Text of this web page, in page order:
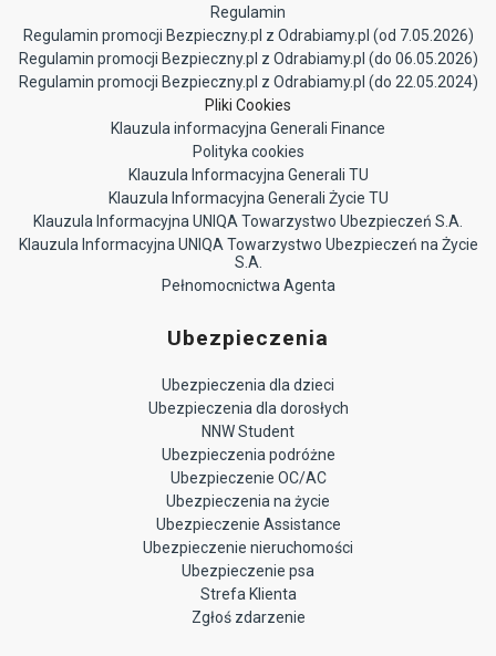
Regulamin
Regulamin promocji Bezpieczny.pl z Odrabiamy.pl (od 7.05.2026)
Regulamin promocji Bezpieczny.pl z Odrabiamy.pl (do 06.05.2026)
Regulamin promocji Bezpieczny.pl z Odrabiamy.pl (do 22.05.2024)
Pliki Cookies
Klauzula informacyjna Generali Finance
Polityka cookies
Klauzula Informacyjna Generali TU
Klauzula Informacyjna Generali Życie TU
Klauzula Informacyjna UNIQA Towarzystwo Ubezpieczeń S.A.
Klauzula Informacyjna UNIQA Towarzystwo Ubezpieczeń na Życie
S.A.
Pełnomocnictwa Agenta
Ubezpieczenia
Ubezpieczenia dla dzieci
Ubezpieczenia dla dorosłych
NNW Student
Ubezpieczenia podróżne
Ubezpieczenie OC/AC
Ubezpieczenia na życie
Ubezpieczenie Assistance
Ubezpieczenie nieruchomości
Ubezpieczenie psa
Strefa Klienta
Zgłoś zdarzenie